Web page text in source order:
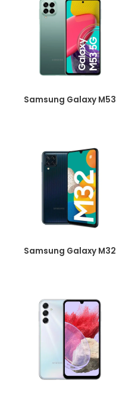
Samsung Galaxy M53
Samsung Galaxy M32